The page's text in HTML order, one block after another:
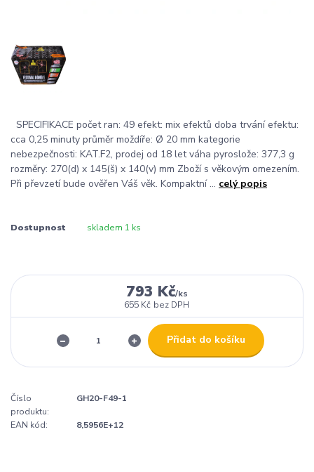
SPECIFIKACE počet ran: 49 efekt: mix efektů doba trvání efektu:
cca 0,25 minuty průměr moždíře: Ø 20 mm kategorie
nebezpečnosti: KAT.F2, prodej od 18 let váha pyroslože: 377,3 g
rozměry: 270(d) x 145(š) x 140(v) mm Zboží s věkovým omezením.
Při převzetí bude ověřen Váš věk. Kompaktní ... celý popis
Dostupnost skladem 1 ks
793 Kč/ks
655 Kč bez DPH
Přidat do košíku
Číslo
produktu:
GH20-F49-1
EAN kód: 8,5956E+12